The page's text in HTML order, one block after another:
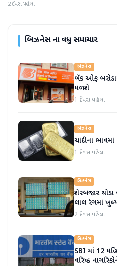
2 દિવસ પહેલા
બિઝનેસના વધુ સમાચાર
બિઝનેસ
બેંક ઓફ
મળશે
1 દિવસ પહેલા
બિઝનેસ
ચાંદીના
1 દિવસ પહેલા
બિઝનેસ
શેરબજાર
લાલ રંગમાં
2 દિવસ પહેલા
બિઝનેસ
SBI માં 12
વરિષ્ઠ